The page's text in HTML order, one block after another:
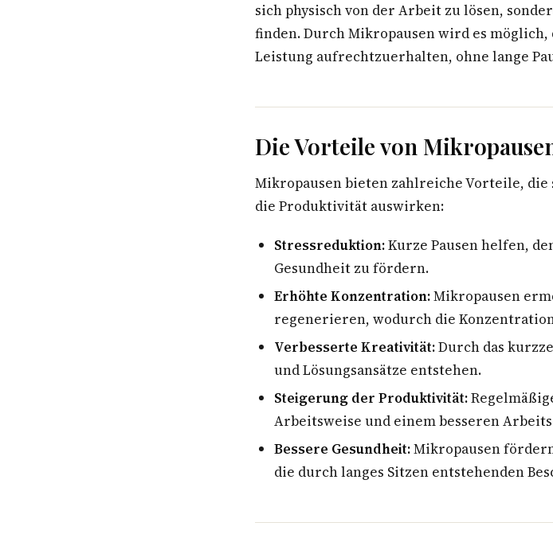
sich physisch von der Arbeit zu lösen,
finden. Durch Mikropausen wird es
Leistung aufrechtzuerhalten, ohne lange
Die Vorteile von
Mikropausen bieten zahlreiche Vorteile, die
die Produktivität auswirken:
Stressreduktion:Kurze Pausen helfen,
Gesundheit zu fördern.
Erhöhte Konzentration:Mikropausen
regenerieren, wodurch die
Verbesserte Kreativität:Durch das
und Lösungsansätze entstehen.
Steigerung der Produktivität:
Arbeitsweise und einem besseren
Bessere Gesundheit:Mikropausen
die durch langes Sitzen entstehenden